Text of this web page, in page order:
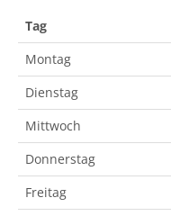
Tag
Montag
Dienstag
Mittwoch
Donnerstag
Freitag